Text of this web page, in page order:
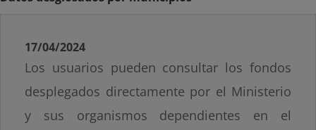
17/04/2024
Los usuarios pueden consultar los fondos
desplegados directamente por el Ministerio
y sus organismos dependientes en el